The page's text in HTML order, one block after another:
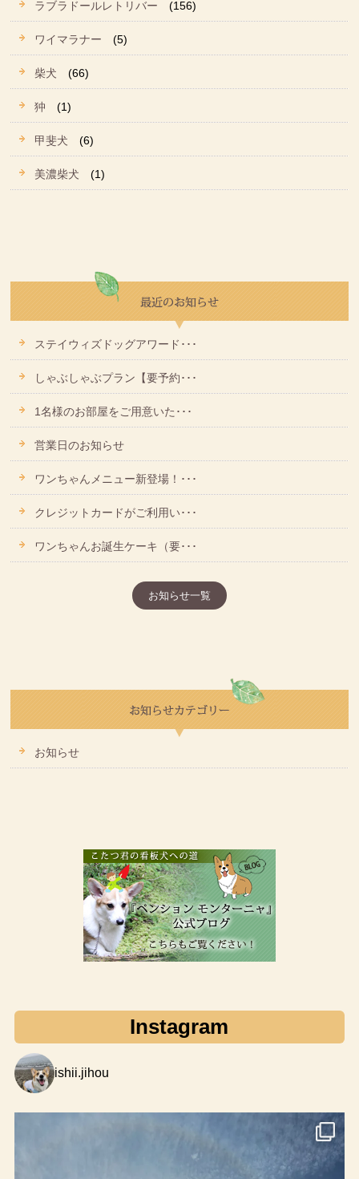
ラブラドールレトリバー (156)
ワイマラナー (5)
柴犬 (66)
狆 (1)
甲斐犬 (6)
美濃柴犬 (1)
ステイウィズドッグアワード･･･
しゃぶしゃぶプラン【要予約･･･
1名様のお部屋をご用意いた･･･
営業日のお知らせ
ワンちゃんメニュー新登場！･･･
クレジットカードがご利用い･･･
ワンちゃんお誕生ケーキ（要･･･
お知らせ一覧
お知らせ
Instagram
ishii.jihou